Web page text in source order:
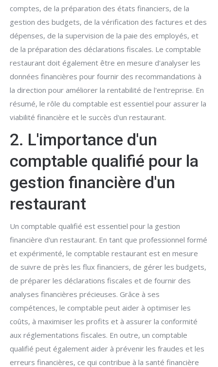
comptes, de la préparation des états financiers, de la
gestion des budgets, de la vérification des factures et des
dépenses, de la supervision de la paie des employés, et
de la préparation des déclarations fiscales. Le comptable
restaurant doit également être en mesure d'analyser les
données financières pour fournir des recommandations à
la direction pour améliorer la rentabilité de l'entreprise. En
résumé, le rôle du comptable est essentiel pour assurer la
viabilité financière et le succès d'un restaurant.
2. L'importance d'un
comptable qualifié pour la
gestion financière d'un
restaurant
Un comptable qualifié est essentiel pour la gestion
financière d'un restaurant. En tant que professionnel formé
et expérimenté, le comptable restaurant est en mesure
de suivre de près les flux financiers, de gérer les budgets,
de préparer les déclarations fiscales et de fournir des
analyses financières précieuses. Grâce à ses
compétences, le comptable peut aider à optimiser les
coûts, à maximiser les profits et à assurer la conformité
aux réglementations fiscales. En outre, un comptable
qualifié peut également aider à prévenir les fraudes et les
erreurs financières, ce qui contribue à la santé financière